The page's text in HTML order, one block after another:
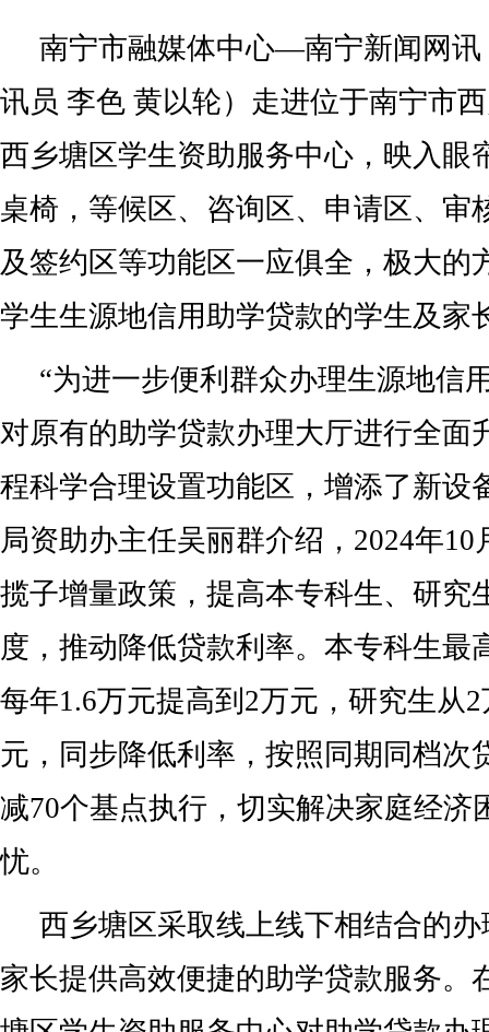
南宁市融媒体中心—南宁新闻网讯
讯员 李色 黄以轮）走进位于南宁市
西乡塘区学生资助服务中心，映入眼
桌椅，等候区、咨询区、申请区、审
及签约区等功能区一应俱全，极大的
学生生源地信用助学贷款的学生及家
“为进一步便利群众办理生源地信
对原有的助学贷款办理大厅进行全面
程科学合理设置功能区，增添了新设
局资助办主任吴丽群介绍，2024年
揽子增量政策，提高本专科生、研究
度，推动降低贷款利率。本专科生最
每年1.6万元提高到2万元，研究生从
元，同步降低利率，按照同期同档次
减70个基点执行，切实解决家庭经济
忧。
西乡塘区采取线上线下相结合的
家长提供高效便捷的助学贷款服务。